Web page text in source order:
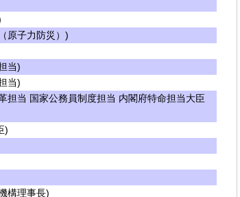
原子力防災）)
当)
当)
当 国家公務員制度担当 内閣府特命担当大臣
)
構理事長)